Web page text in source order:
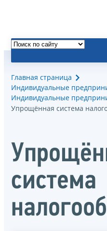
Главная страница
Индивидуальные
Индивидуальные
Упрощённая система
система